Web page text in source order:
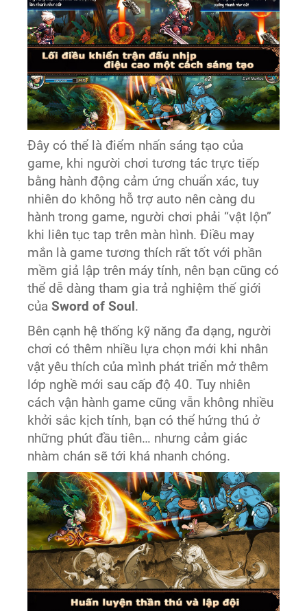
Đây có thể là điểm nhấn sáng tạo của
game, khi người chơi tương tác trực tiếp
bằng hành động cảm ứng chuẩn xác, tuy
nhiên do không hỗ trợ auto nên càng du
hành trong game, người chơi phải “vật lộn”
khi liên tục tap trên màn hình. Điều may
mắn là game tương thích rất tốt với phần
mềm giả lập trên máy tính, nên bạn cũng có
thể dễ dàng tham gia trả nghiệm thế giới
củaSword of Soul .
Bên cạnh hệ thống kỹ năng đa dạng, người
chơi có thêm nhiều lựa chọn mới khi nhân
vật yêu thích của mình phát triển mở thêm
lớp nghề mới sau cấp độ 40. Tuy nhiên
cách vận hành game cũng vẫn không nhiều
khởi sắc kịch tính, bạn có thể hứng thú ở
những phút đầu tiên… nhưng cảm giác
nhàm chán sẽ tới khá nhanh chóng.